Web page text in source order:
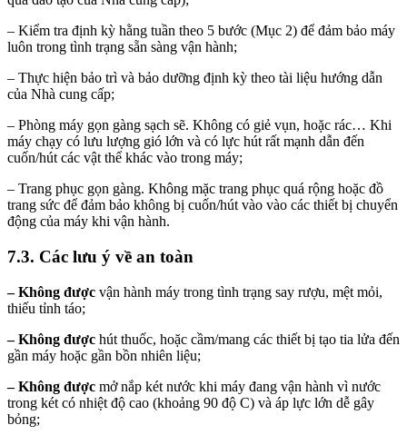
– Kiểm tra định kỳ hằng tuần theo 5 bước (Mục 2) để đảm bảo máy
luôn trong tình trạng sẵn sàng vận hành;
– Thực hiện bảo trì và bảo dưỡng định kỳ theo tài liệu hướng dẫn
của Nhà cung cấp;
– Phòng máy gọn gàng sạch sẽ. Không có giẻ vụn, hoặc rác… Khi
máy chạy có lưu lượng gió lớn và có lực hút rất mạnh dẫn đến
cuốn/hút các vật thể khác vào trong máy;
– Trang phục gọn gàng. Không mặc trang phục quá rộng hoặc đồ
trang sức để đảm bảo không bị cuốn/hút vào vào các thiết bị chuyển
động của máy khi vận hành.
7.3. Các lưu ý về an toàn
– Không được vận hành máy trong tình trạng say rượu, mệt mỏi,
thiếu tỉnh táo;
– Không được hút thuốc, hoặc cầm/mang các thiết bị tạo tia lửa đến
gần máy hoặc gần bồn nhiên liệu;
– Không được mở nắp két nước khi máy đang vận hành vì nước
trong két có nhiệt độ cao (khoảng 90 độ C) và áp lực lớn dễ gây
bỏng;